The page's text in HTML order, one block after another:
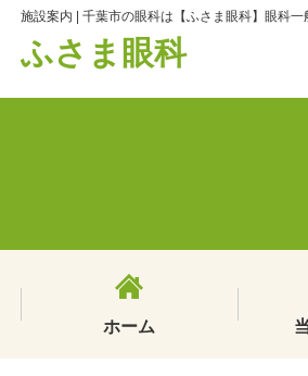
施設案内 | 千葉市の眼科は【ふさま眼科】眼科
ふさま眼科
ホーム